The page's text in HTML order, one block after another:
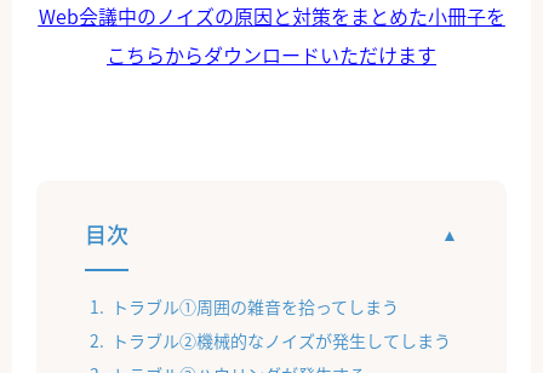
Web会議中のノイズの原因と対策をまとめた小冊子を
こちらからダウンロードいただけます
目次
トラブル①周囲の雑音を拾ってしまう
トラブル②機械的なノイズが発生してしまう